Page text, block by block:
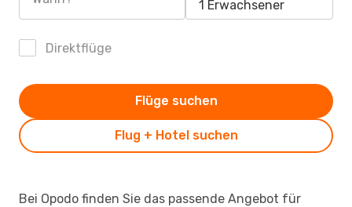
1 Erwachsener
Direktflüge
Flug + Hotel suchen
Flüge suchen
Bei Opodo finden Sie das passende Angebot für